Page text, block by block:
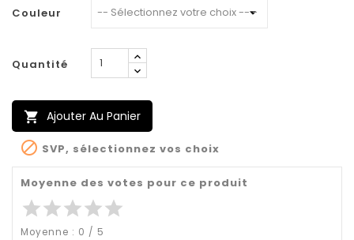
Couleur
Quantité
 Ajouter Au Panier
 SVP, sélectionnez vos choix
Moyenne des votes pour ce produit
starstarstarstarstar
Moyenne : 0 / 5